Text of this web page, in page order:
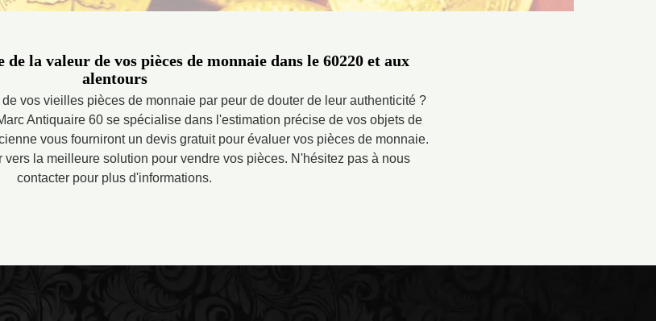
la valeur de vos pièces de monnaie dans le 60220 et aux
alentours
vos vieilles pièces de monnaie par peur de douter de leur authenticité ?
Antiquaire 60 se spécialise dans l'estimation précise de vos objets de
vous fourniront un devis gratuit pour évaluer vos pièces de monnaie.
la meilleure solution pour vendre vos pièces. N'hésitez pas à nous
contacter pour plus d'informations.